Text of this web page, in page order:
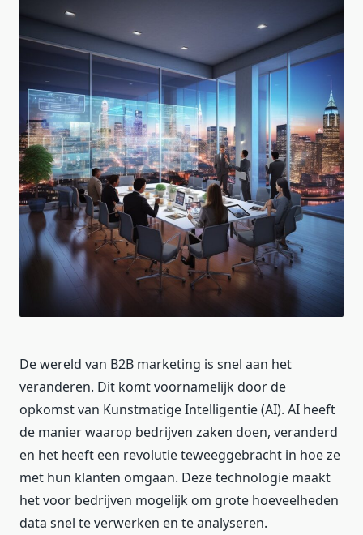
De wereld van B2B marketing is snel aan het
veranderen. Dit komt voornamelijk door de
opkomst van Kunstmatige Intelligentie (AI). AI heeft
de manier waarop bedrijven zaken doen, veranderd
en het heeft een revolutie teweeggebracht in hoe ze
met hun klanten omgaan. Deze technologie maakt
het voor bedrijven mogelijk om grote hoeveelheden
data snel te verwerken en te analyseren.